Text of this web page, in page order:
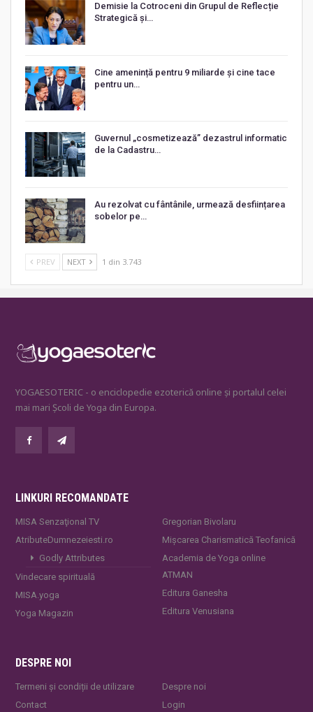
Demisie la Cotroceni din Grupul de Reflecție
Strategică și…
Cine amenință pentru 9 miliarde și cine tace
pentru un…
Guvernul „cosmetizează” dezastrul informatic
de la Cadastru…
Au rezolvat cu fântânile, urmează desființarea
sobelor pe…
PREV NEXT 1 din 3.743
YOGAESOTERIC - o enciclopedie ezoterică online și portalul celei
mai mari Școli de Yoga din Europa.
LINKURI RECOMANDATE
MISA Senzaţional TV
AtributeDumnezeiesti.ro
Godly Attributes
Vindecare spirituală
MISA.yoga
Yoga Magazin
Gregorian Bivolaru
Mișcarea Charismatică Teofanică
Academia de Yoga online
ATMAN
Editura Ganesha
Editura Venusiana
DESPRE NOI
Termeni și condiții de utilizare
Contact
Despre noi
Login